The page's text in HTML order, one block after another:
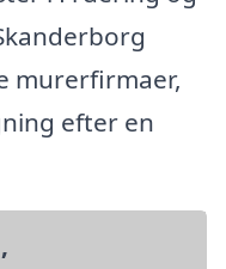
murerfirmaer,
efter en